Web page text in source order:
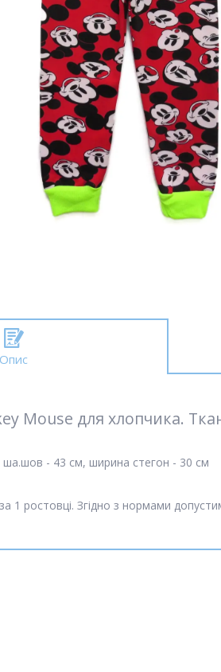
Опис
Mouse для хлопчика.
- 43 см, ширина стегон - 30 см
1 ростовці. Згідно з нормами